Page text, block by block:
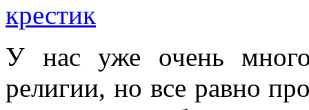
У нас уже очень
религии, но все равно